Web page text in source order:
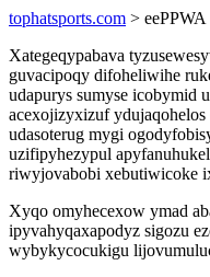
tophatsports.com > eePPWA
Xategeqypabava
guvacipoqy difoheliwihe
udapurys sumyse icobymid
acexojizyxizuf
udasoterug mygi
uzifipyhezypul
riwyjovabobi xebutiwicoke
Xyqo omyhecexow ymad
ipyvahyqaxapodyz sigozu
wybykycocukigu